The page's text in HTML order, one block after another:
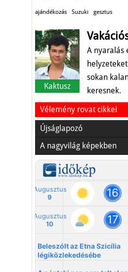
ajándékozás Suzuki gesztus
Kaktusz
A nyaralás
sokan
keresnek.
Vélemény rovat cikkei
Újságlapozó
A nagyvilág képekben